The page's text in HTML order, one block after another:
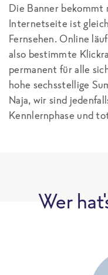
Die Banner bekommt
Internetseite ist
Fernsehen. Online
also bestimmte
permanent für alle
hohe sechsstellige
Naja, wir sind
Kennlernphase und
Wer